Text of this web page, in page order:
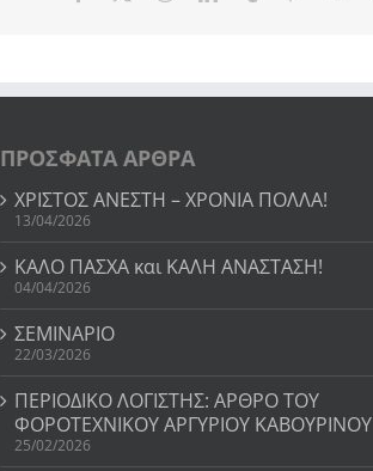
ΠΡΟΣΦΑΤΑ ΑΡΘΡΑ
ΧΡΙΣΤΟΣ ΑΝΕΣΤΗ – ΧΡΟΝΙΑ ΠΟΛΛΑ!
13/04/2026
ΚΑΛΟ ΠΑΣΧΑ και ΚΑΛΗ ΑΝΑΣΤΑΣΗ!
04/04/2026
ΣΕΜΙΝΑΡΙΟ
22/03/2026
ΠΕΡΙΟΔΙΚΟ ΛΟΓΙΣΤΗΣ: ΑΡΘΡΟ ΤΟΥ
ΦΟΡΟΤΕΧΝΙΚΟΥ ΑΡΓΥΡΙΟΥ ΚΑΒΟΥΡΙΝΟΥ
25/02/2026